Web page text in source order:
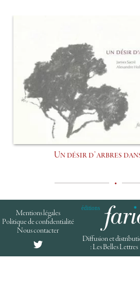
Un désir d’arbres
•
Mentions légales
Politique de confidentialité
Nous contacter
Diffusion et
: Les Belles Lettres